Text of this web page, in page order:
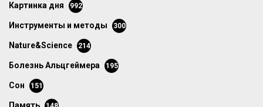
картинка дня 992
инструменты и методы 300
Nature&Science 214
болезнь Альцгеймера 195
сон 151